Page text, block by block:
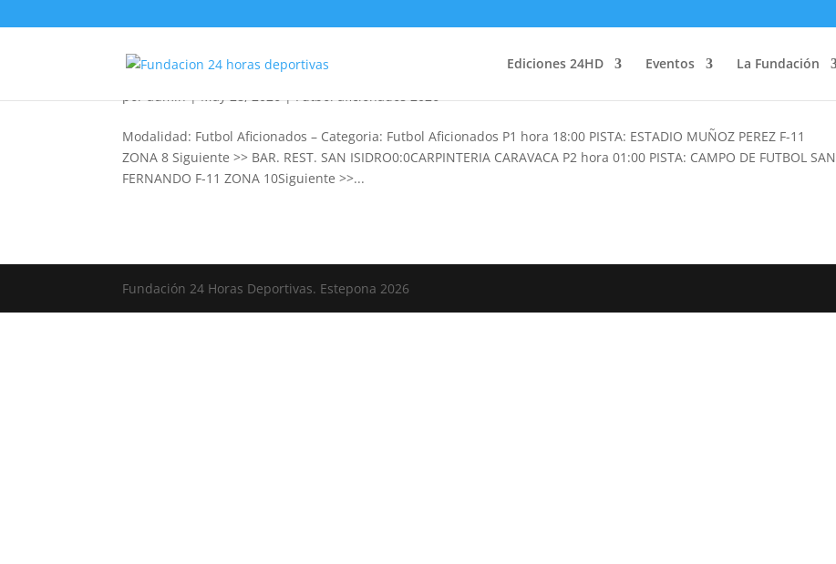
Ediciones 24HD Eventos La Fundación
Futbol Aficionados 2026
poradmin|May 28, 2026|Futbol aficionados 2026
Modalidad: Futbol Aficionados – Categoria: Futbol Aficionados P1 hora 18:00 PISTA: ESTADIO MUÑOZ PEREZ F-11
ZONA 8 Siguiente >> BAR. REST. SAN ISIDRO0:0CARPINTERIA CARAVACA P2 hora 01:00 PISTA: CAMPO DE FUTBOL SAN
FERNANDO F-11 ZONA 10Siguiente >>...
Fundación 24 Horas Deportivas. Estepona 2026